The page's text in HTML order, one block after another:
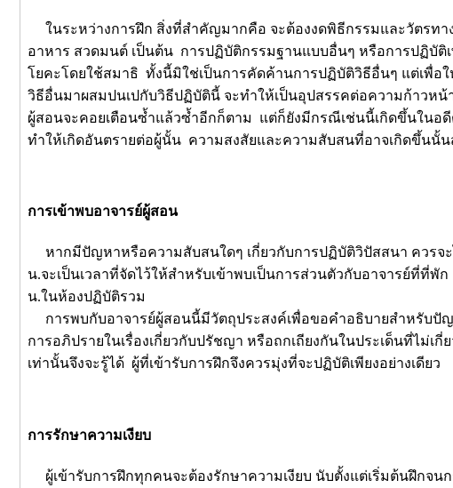
ในระหว่างการฝึก สิ่งที่สำคัญมากคือ จะต้องงดพิธีกรรมและวัตรทา
อาหาร สวดมนต์ เป็นต้น การปฏิบัติกรรมฐานแบบอื่นๆ หรือการปฏิบัติ
โยคะโดยใช้สมาธิ ทั้งนี้มิใช่เป็นการคัดค้านการปฏิบัติวิธีอื่นๆ แต่เพื่อ
วิธีอื่นมาผสมปนเปกับวิธีปฏิบัตินี้ จะทำให้เป็นอุปสรรคต่อความก้าวห
ผู้สอนจะคอยเตือนซ้ำแล้วซ้ำอีกก็ตาม แต่ก็ยังมีกรณีเช่นนี้เกิดขึ้นในอ
ทำให้เกิดอันตรายต่อผู้นั้น ความสงสัยและความสับสนที่อาจเกิดขึ้นนั้
การเข้าพบอาจารย์ผู้สอน
หากมีปัญหาหรือความสับสนใดๆ เกี่ยวกับการปฏิบัติวิปัสสนา ควรจะไ
น.จะเป็นเวลาที่จัดไว้ให้สำหรับเข้าพบเป็นการส่วนตัวกับอาจารย์ที่ที่พั
น.ในห้องปฏิบัติรวม
การพบกับอาจารย์ผู้สอนนี้มีวัตถุประสงค์เพื่อขอคำอธิบายสำหรับปั
การอภิปรายในเรื่องเกี่ยวกับปรัชญา หรือถกเถียงกันในประเด็นที่ไม่
เท่านั้นจึงจะรู้ได้ ผู้ที่เข้ารับการฝึกจึงควรมุ่งที่จะปฏิบัติเพียงอย่างเดียว
การรักษาความเงียบ
ผู้เข้ารับการฝึกทุกคนจะต้องรักษาความเงียบ นับตั้งแต่เริ่มต้นฝึกจน